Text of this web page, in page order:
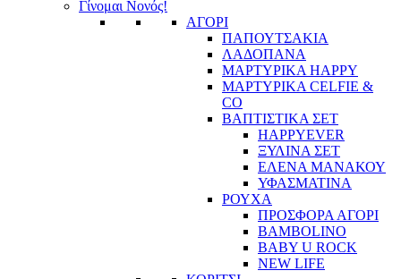
Γίνομαι Νονός!
ΑΓΟΡΙ
ΠΑΠΟΥΤΣΑΚΙΑ
ΛΑΔΟΠΑΝΑ
ΜΑΡΤΥΡΙΚΑ HAPPY
ΜΑΡΤΥΡΙΚΑ CELFIE &
CO
ΒΑΠΤΙΣΤΙΚΑ ΣΕΤ
HAPPYEVER
ΞΥΛΙΝΑ ΣΕΤ
ΕΛΕΝΑ ΜΑΝΑΚΟΥ
ΥΦΑΣΜΑΤΙΝΑ
ΡΟΥΧΑ
ΠΡΟΣΦΟΡΑ ΑΓΟΡΙ
BAMBOLINO
BABY U ROCK
NEW LIFE